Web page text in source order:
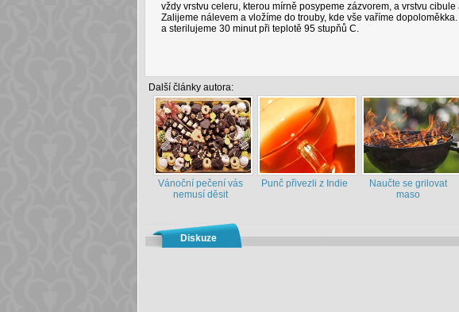
vždy vrstvu celeru, kterou mírně posypeme zázvorem, a vrstvu
Zalijeme nálevem a vložíme do trouby, kde vše vaříme
a sterilujeme 30 minut při teplotě 95 stupňů C.
Další články autora:
Vánoční pečení vás
nemusí děsit
Punč přivezli z Indie
Naučte se grilovat
maso
Diskuze